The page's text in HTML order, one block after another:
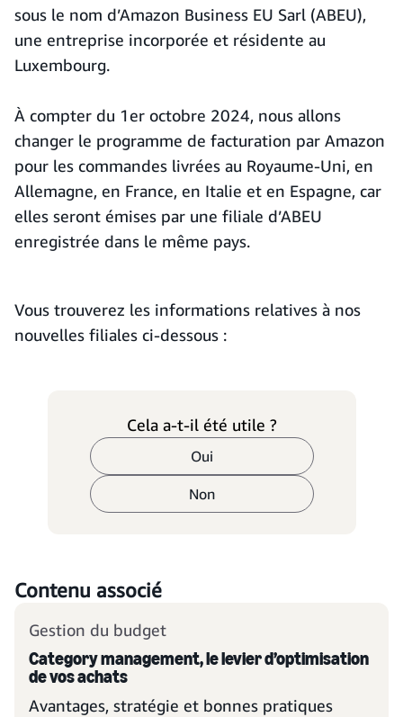
sous le nom d’Amazon Business EU Sarl (ABEU),
une entreprise incorporée et résidente au
Luxembourg.
À compter du 1er octobre 2024, nous allons
changer le programme de facturation par Amazon
pour les commandes livrées au Royaume-Uni, en
Allemagne, en France, en Italie et en Espagne, car
elles seront émises par une filiale d’ABEU
enregistrée dans le même pays.
Vous trouverez les informations relatives à nos
nouvelles filiales ci-dessous :
Cela a-t-il été utile ?
Oui
Non
Contenu associé
Gestion du budget
Category management, le levier d’optimisation
de vos achats
Avantages, stratégie et bonnes pratiques